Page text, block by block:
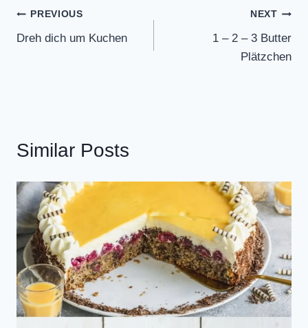
Post
navigation
PREVIOUS
Dreh dich um Kuchen
NEXT
1 – 2 – 3 Butter
Plätzchen
Similar Posts